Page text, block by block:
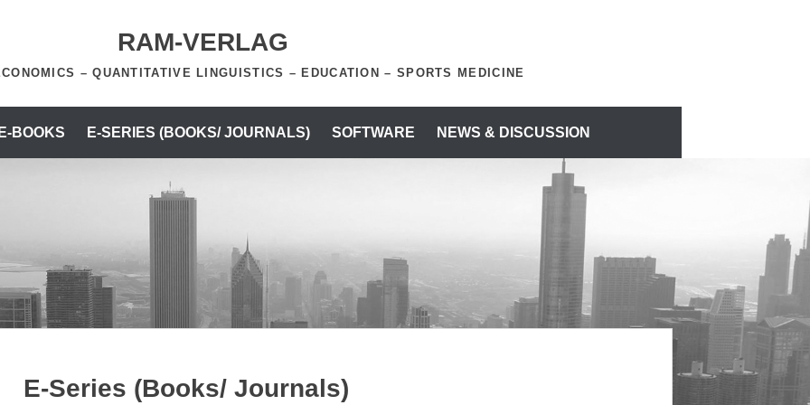
RAM-VERLAG
– QUANTITATIVE LINGUISTICS – EDUCATION – SPORTS MEDICINE
BOOKS E-SERIES (BOOKS/ JOURNALS) SOFTWARE NEWS & DISCUSSION
E-Series (Books/ Journals)